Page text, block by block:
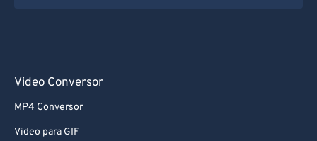
Video Conversor
MP4 Conversor
Video para GIF